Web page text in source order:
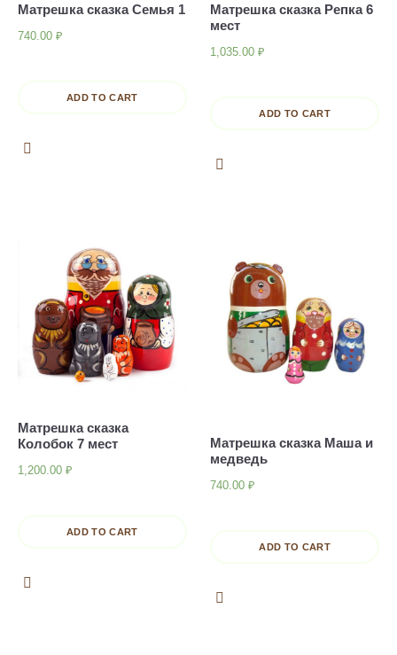
Матрешка сказка Семья 1
740.00 ₽
ADD TO CART
Матрешка сказка Репка 6
мест
1,035.00₽
ADD TO CART
Матрешка сказка
Колобок 7 мест
1,200.00 ₽
ADD TO CART
Матрешка сказка Маша и
медведь
740.00₽
ADD TO CART